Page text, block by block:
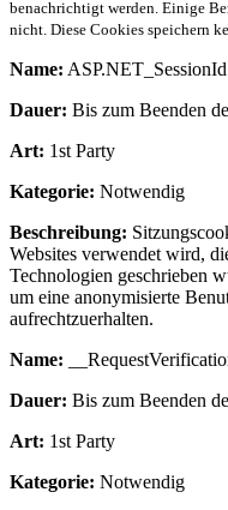
benachrichtigt werden. Einige
nicht. Diese Cookies speichern
Name: ASP.NET_SessionId
Dauer: Bis zum Beenden
Art: 1st Party
Kategorie: Notwendig
Beschreibung:
Websites verwendet wird,
Technologien geschrieben
um eine anonymisierte
aufrechtzuerhalten.
Name:
Dauer: Bis zum Beenden
Art: 1st Party
Kategorie: Notwendig